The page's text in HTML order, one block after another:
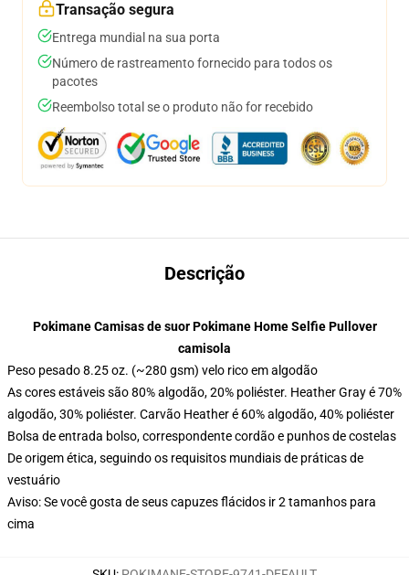
Transação segura
Entrega mundial na sua porta
Número de rastreamento fornecido para todos os
pacotes
Reembolso total se o produto não for recebido
Descrição
Pokimane Camisas de suor Pokimane Home Selfie Pullover
camisola
Peso pesado 8.25 oz. (~280 gsm) velo rico em algodão
As cores estáveis são 80% algodão, 20% poliéster. Heather Gray é 70%
algodão, 30% poliéster. Carvão Heather é 60% algodão, 40% poliéster
Bolsa de entrada bolso, correspondente cordão e punhos de costelas
De origem ética, seguindo os requisitos mundiais de práticas de
vestuário
Aviso: Se você gosta de seus capuzes flácidos ir 2 tamanhos para
cima